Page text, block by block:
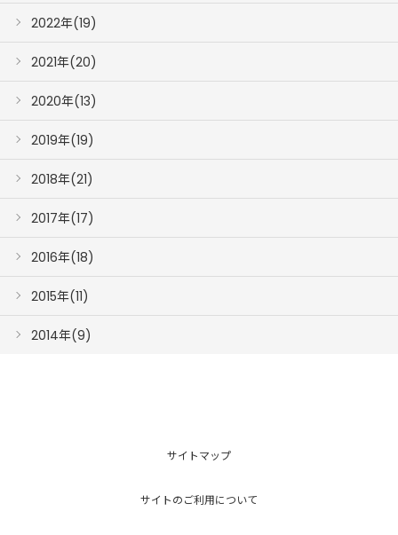
2022年(19)
2021年(20)
2020年(13)
2019年(19)
2018年(21)
2017年(17)
2016年(18)
2015年(11)
2014年(9)
サイトマップ
サイトのご利用について